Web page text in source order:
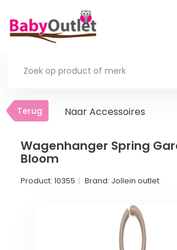
Terug
Thuis
Boxmatrassen en hoeslakens
Terug Naar Accessoires
Wagenhanger Spring
Bloom
Product: 10355 Brand: Jollein outlet